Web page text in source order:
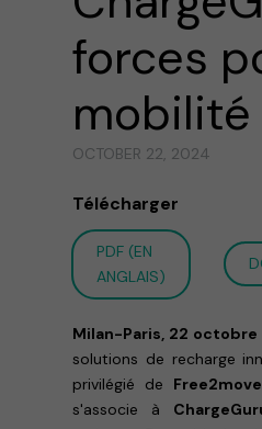
forces
mobilité
OCTOBER 22, 2024
Télécharger
PDF (EN
ANGLAIS)
Milan-Paris, 22
solutions de recharge
privilégié de
s'associe à